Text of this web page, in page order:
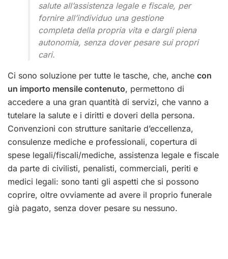
salute all’assistenza legale e fiscale, per
fornire all’individuo una gestione
completa della propria vita e dargli piena
autonomia, senza dover pesare sui propri
cari.
Ci sono soluzione per tutte le tasche, che, anche con
un importo mensile contenuto, permettono di
accedere a una gran quantità di servizi, che vanno a
tutelare la salute e i diritti e doveri della persona.
Convenzioni con strutture sanitarie d’eccellenza,
consulenze mediche e professionali, copertura di
spese legali/fiscali/mediche, assistenza legale e fiscale
da parte di civilisti, penalisti, commerciali, periti e
medici legali: sono tanti gli aspetti che si possono
coprire, oltre ovviamente ad avere il proprio funerale
già pagato, senza dover pesare su nessuno.